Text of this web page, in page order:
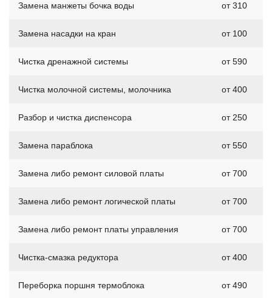
Замена манжеты бочка воды от 310
Замена насадки на кран от 100
Чистка дренажной системы от 590
Чистка молочной системы, молочника от 400
Разбор и чистка диспенсора от 250
Замена параблока от 550
Замена либо ремонт силовой платы от 700
Замена либо ремонт логической платы от 700
Замена либо ремонт платы управления от 700
Чистка-смазка редуктора от 400
Переборка поршня термоблока от 490